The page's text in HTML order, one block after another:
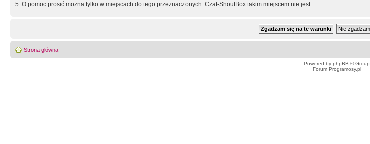
5. O pomoc prosić można tylko w miejscach do tego przeznaczonych. Czat-ShoutBox takim miejscem nie jest.
Strona główna
Powered by phpBB © Group
Forum Programosy.pl